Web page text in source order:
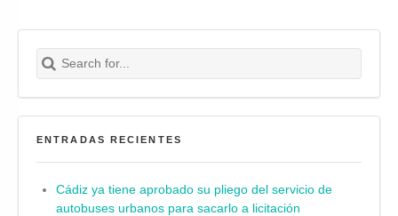
Search for:
Buscar
ENTRADAS RECIENTES
Cádiz ya tiene aprobado su pliego del servicio de
autobuses urbanos para sacarlo a licitación